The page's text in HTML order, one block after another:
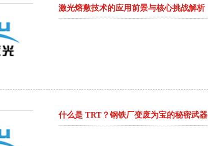
激光熔敷技术的应用前景与核心挑战解析
什么是 TRT？钢铁厂变废为宝的秘密武器